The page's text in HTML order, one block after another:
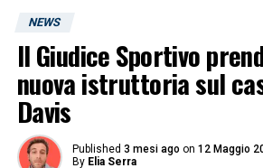
NEWS
Il Giudice Sportivo
nuova istruttoria sul
Davis
Published 3 mesi ago on 12 Maggio
By Elia Serra